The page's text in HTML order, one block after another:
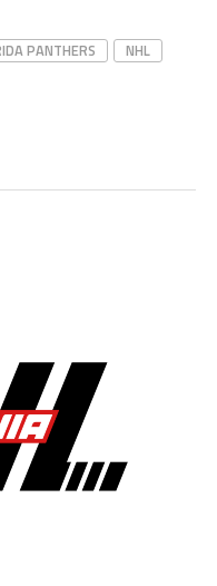
PANTHERS NHL